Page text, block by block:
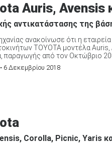
Auris, Avensis
αντικατάστασης της
ανακοίνωσε ότι η
TOYOTA μοντέλα
παραγωγής από τον Οκτώβριο
• 6 Δεκεμβρίου 2018
Corolla, Picnic, Yaris